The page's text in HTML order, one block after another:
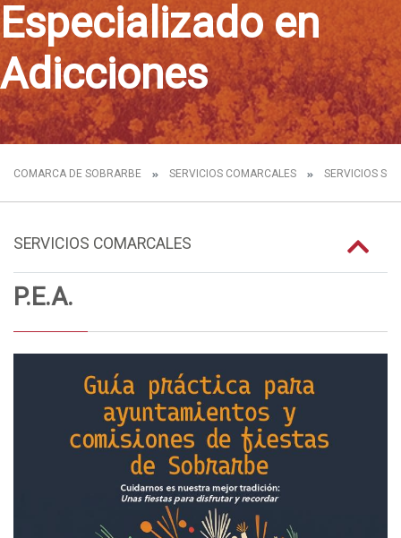
Especializado en
Adicciones
COMARCA DE SOBRARBE SERVICIOS COMARCALES SERVICIOS
SERVICIOS COMARCALES
P.E.A.